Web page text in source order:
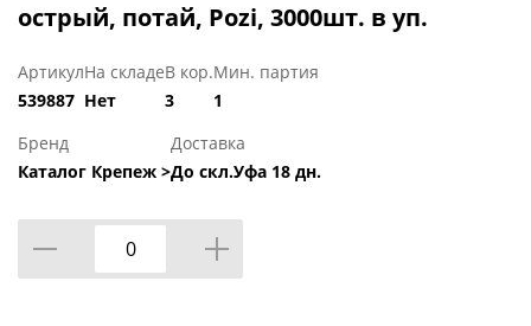
острый, потай, Pozi, 3000шт. в уп.
Артикул
539887
На складе
Нет
В кор.
3
Мин. партия
1
Бренд
Каталог Крепеж >
Доставка
До скл.Уфа 18 дн.